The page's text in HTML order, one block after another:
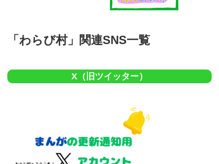
「わらび村」関連SNS一覧
X（旧ツイッター）